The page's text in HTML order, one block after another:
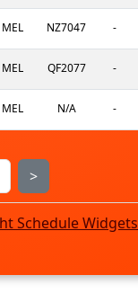
MEL NZ7047 -
MEL QF2077 -
MEL N/A -
>
Schedule Widgets